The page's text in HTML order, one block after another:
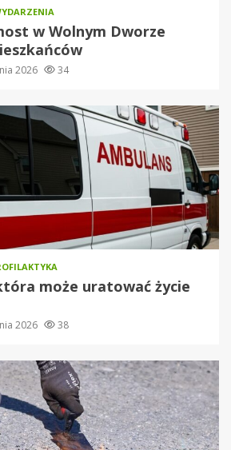
w Wolnym Dworze
2026 34
może uratować życie
2026 38